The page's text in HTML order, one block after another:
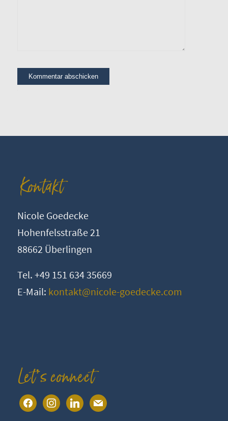
Kontakt
Nicole Goedecke
Hohenfelsstraße 21
88662 Überlingen
Tel. +49 151 634 35669
E-Mail: kontakt@nicole-goedecke.com
Let’s connect
facebookinstagramlinkedinmail